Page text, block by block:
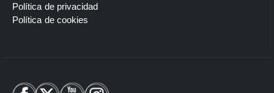
Política de privacidad
Política de cookies